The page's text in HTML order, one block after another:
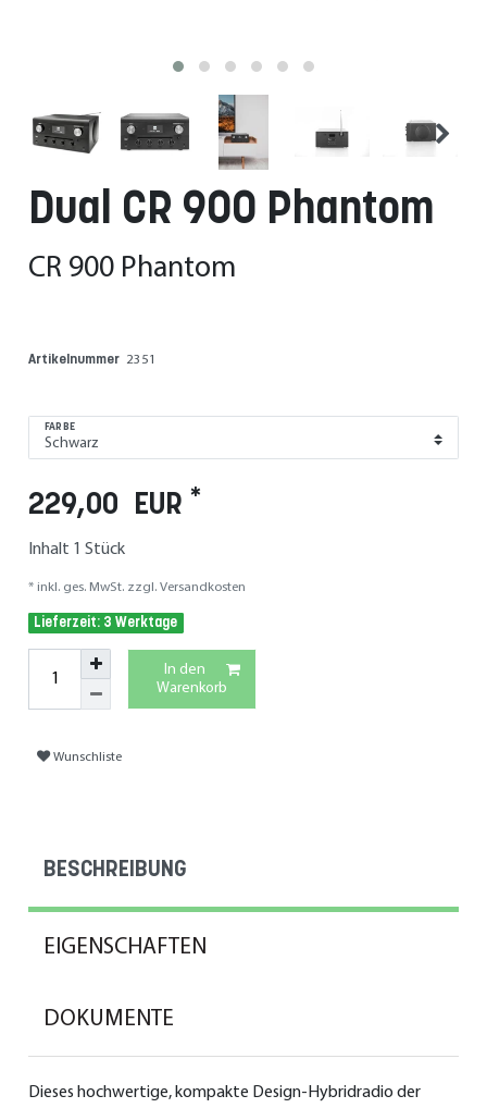
Dual CR 900 Phantom
CR 900 Phantom
Artikelnummer 2351
FARBE
229,00 EUR *
Inhalt 1Stück
* inkl. ges. MwSt. zzgl. Versandkosten
Lieferzeit: 3 Werktage
In den
Warenkorb
Wunschliste
BESCHREIBUNG
EIGENSCHAFTEN
DOKUMENTE
Dieses hochwertige, kompakte Design-Hybridradio der